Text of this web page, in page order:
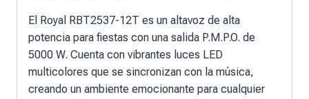
El Royal RBT2537-12T es un altavoz de alta
potencia para fiestas con una salida P.M.P.O. de
5000 W. Cuenta con vibrantes luces LED
multicolores que se sincronizan con la música,
creando un ambiente emocionante para cualquier